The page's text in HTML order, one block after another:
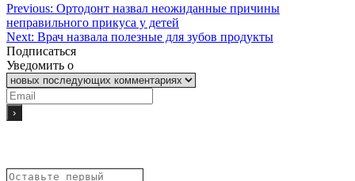
Previous: Ортодонт назвал неожиданные причины
неправильного прикуса у детей
Next: Врач назвала полезные для зубов продукты
Подписаться
Уведомить о